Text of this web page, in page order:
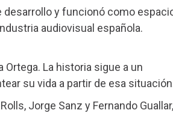
y funcionó como
audiovisual española.
Ortega. La historia sigue a un
su vida a partir de esa
Jorge Sanz y Fernando Guallar,